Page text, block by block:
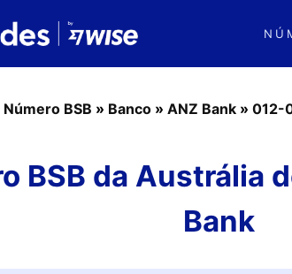
Número BSB » Banco » ANZ Bank » 012-
BSB da Austrália
Bank